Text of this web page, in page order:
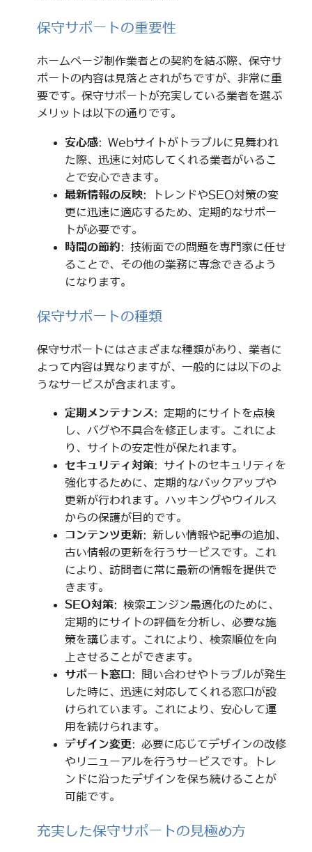
保守サポートの重要性
ホームページ制作業者との契約を結ぶ際、保守サ
ポートの内容は見落とされがちですが、非常に重
要です。保守サポートが充実している業者を選ぶ
メリットは以下の通りです。
安心感: Webサイトがトラブルに見舞われ
た際、迅速に対応してくれる業者がいるこ
とで安心できます。
最新情報の反映: トレンドやSEO対策の変
更に迅速に適応するため、定期的なサポー
トが必要です。
時間の節約: 技術面での問題を専門家に任せ
ることで、その他の業務に専念できるよう
になります。
保守サポートの種類
保守サポートにはさまざまな種類があり、業者に
よって内容は異なりますが、一般的には以下のよ
うなサービスが含まれます。
定期メンテナンス: 定期的にサイトを点検
し、バグや不具合を修正します。これによ
り、サイトの安定性が保たれます。
セキュリティ対策: サイトのセキュリティを
強化するために、定期的なバックアップや
更新が行われます。ハッキングやウイルス
からの保護が目的です。
コンテンツ更新: 新しい情報や記事の追加、
古い情報の更新を行うサービスです。これ
により、訪問者に常に最新の情報を提供で
きます。
SEO対策: 検索エンジン最適化のために、
定期的にサイトの評価を分析し、必要な施
策を講じます。これにより、検索順位を向
上させることができます。
サポート窓口 : 問い合わせやトラブルが発生
した時に、迅速に対応してくれる窓口が設
けられています。これにより、安心して運
用を続けられます。
デザイン変更: 必要に応じてデザインの改修
やリニューアルを行うサービスです。トレ
ンドに沿ったデザインを保ち続けることが
可能です。
充実した保守サポートの見極め方